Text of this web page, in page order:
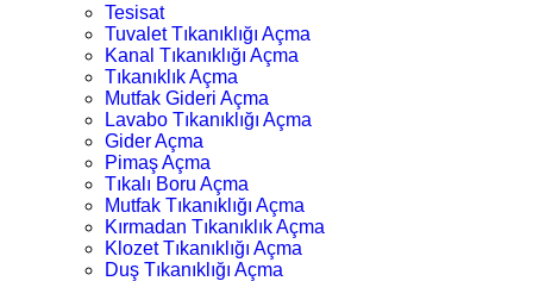
Tesisat
Tuvalet Tıkanıklığı Açma
Kanal Tıkanıklığı Açma
Tıkanıklık Açma
Mutfak Gideri Açma
Lavabo Tıkanıklığı Açma
Gider Açma
Pimaş Açma
Tıkalı Boru Açma
Mutfak Tıkanıklığı Açma
Kırmadan Tıkanıklık Açma
Klozet Tıkanıklığı Açma
Duş Tıkanıklığı Açma